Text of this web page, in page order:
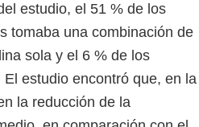
estudio, el 51 % de los
tomaba una combinación de
sola y el 6 % de los
estudio encontró que, en la
la reducción de la